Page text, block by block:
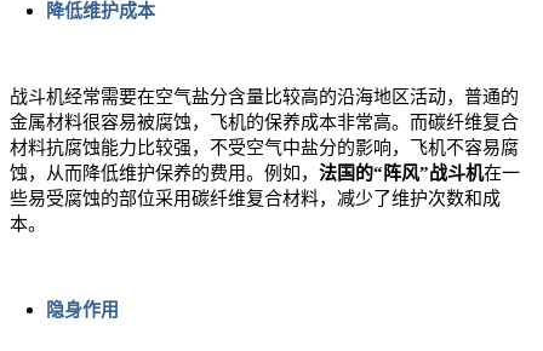
降低维护成本
战斗机经常需要在空气盐分含量比较高的沿海地区活动，普通的
金属材料很容易被腐蚀，飞机的保养成本非常高。而碳纤维复合
材料抗腐蚀能力比较强，不受空气中盐分的影响，飞机不容易腐
蚀，从而降低维护保养的费用。例如， 法国的“阵风”战斗机在一
些易受腐蚀的部位采用碳纤维复合材料，减少了维护次数和成
本。
隐身作用